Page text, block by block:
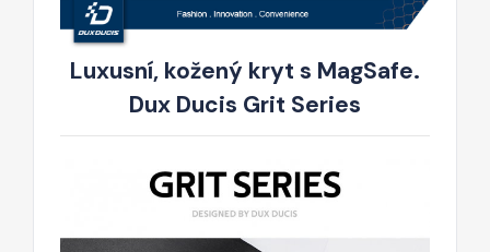
Luxusní, kožený kryt s MagSafe.
Dux Ducis Grit Series